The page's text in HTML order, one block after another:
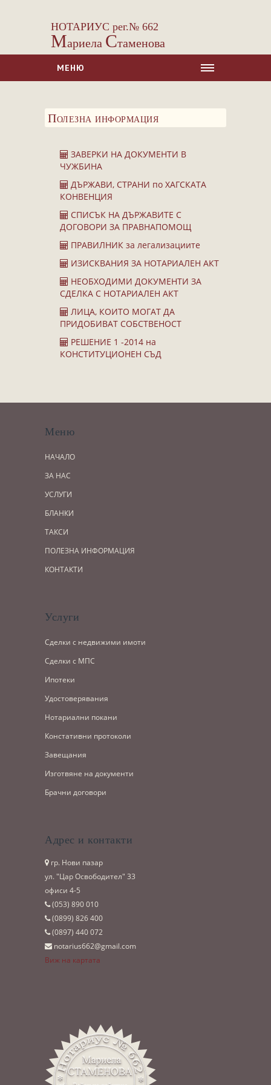
НОТАРИУС рег.№ 662
Мариела Стаменова
МЕНЮ
ЗА НАС
Сделки с недвижими имоти
Сделки с МПС
Ипотеки
Удостоверявания
Констативни протоколи
Изготвяне на документи
Брачни договори
БЛАНКИ
ТАКСИ
Полезна информация
ЗАВЕРКИ НА ДОКУМЕНТИ В
ЧУЖБИНА
ДЪРЖАВИ, СТРАНИ по ХАГСКАТА
КОНВЕНЦИЯ
СПИСЪК НА ДЪРЖАВИТЕ С
ДОГОВОРИ ЗА ПРАВНАПОМОЩ
ПРАВИЛНИК за легализациите
ИЗИСКВАНИЯ ЗА НОТАРИАЛЕН АКТ
НЕОБХОДИМИ ДОКУМЕНТИ ЗА
СДЕЛКА С НОТАРИАЛЕН АКТ
ЛИЦА, КОИТО МОГАТ ДА
ПРИДОБИВАТ СОБСТВЕНОСТ
РЕШЕНИЕ 1 -2014 на
КОНСТИТУЦИОНЕН СЪД
Меню
НАЧАЛО
ЗА НАС
УСЛУГИ
БЛАНКИ
ТАКСИ
ПОЛЕЗНА ИНФОРМАЦИЯ
КОНТАКТИ
Услуги
Сделки с недвижими имоти
Сделки с МПС
Ипотеки
Удостоверявания
Нотариални покани
Констативни протоколи
Завещания
Изготвяне на документи
Брачни договори
Адрес и контакти
гр. Нови пазар
ул. "Цар Освободител" 33
офиси 4-5
(053)­ 890 010
(0899)­ 826 400
(0897)­ 440 072
notarius662@gmail.com
Виж на картата